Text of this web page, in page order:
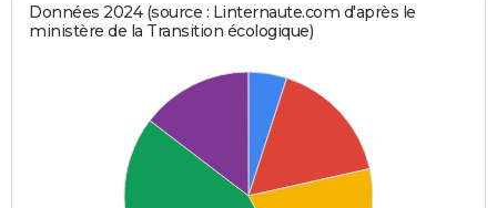
Données 2024 (source : Linternaute.com d'après le
ministère de la Transition écologique)